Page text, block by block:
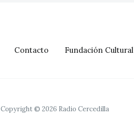
Contacto Fundación Cultural
Copyright © 2026 Radio Cercedilla